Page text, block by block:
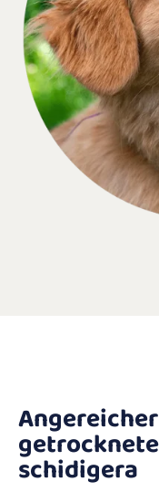
schidigera